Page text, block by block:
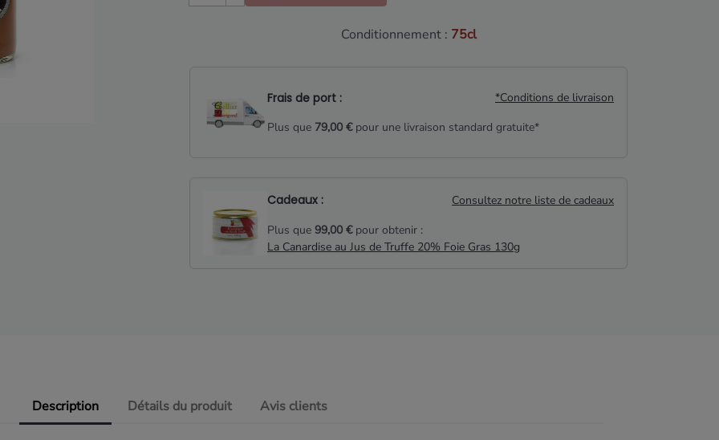
Conditionnement : 75cl
Frais de port :
*Conditions de livraison
Plus que 79,00 €pour une livraison standard gratuite*
Cadeaux :
Consultez notre liste de cadeaux
Plus que 99,00 €pour obtenir :
La Canardise au Jus de Truffe 20% Foie Gras 130g
Description Détails du produit Avis clients